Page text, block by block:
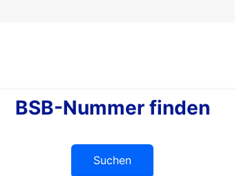
BSB-Nummer finden
Suchen